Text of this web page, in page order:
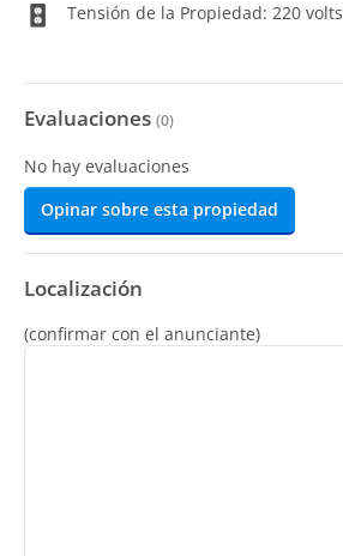
Tensión de la Propiedad: 220 volts
Evaluaciones (0)
No hay evaluaciones
Opinar sobre esta propiedad
Localización
(confirmar con el anunciante)